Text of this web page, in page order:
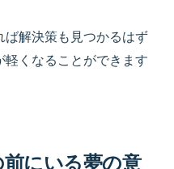
解決策も見つかるはず
くなることができます
にいる夢の意